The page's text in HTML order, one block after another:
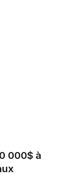
000$ à